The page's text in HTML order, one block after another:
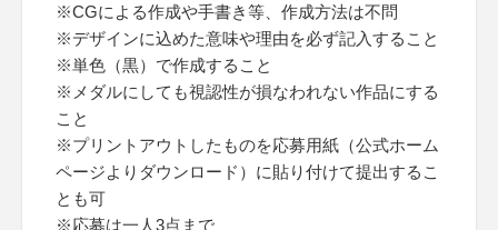
※CGによる作成や手書き等、作成方法は不問
※デザインに込めた意味や理由を必ず記入すること
※単色（黒）で作成すること
※メダルにしても視認性が損なわれない作品にする
こと
※プリントアウトしたものを応募用紙（公式ホーム
ページよりダウンロード）に貼り付けて提出するこ
とも可
※応募は一人3点まで